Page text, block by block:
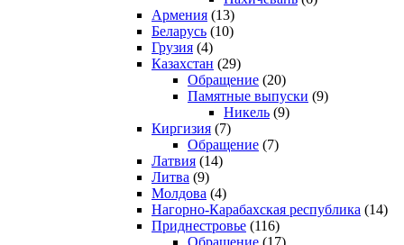
Армения (13)
Беларусь (10)
Грузия (4)
Казахстан (29)
Обращение (20)
Памятные выпуски (9)
Никель (9)
Киргизия (7)
Обращение (7)
Латвия (14)
Литва (9)
Молдова (4)
Нагорно-Карабахская республика (14)
Приднестровье (116)
Обращение (17)